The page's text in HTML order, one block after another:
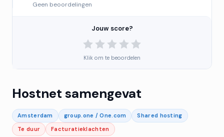
Geen beoordelingen
Jouw score?
Klik om te beoordelen
Hostnet samengevat
Amsterdam group.one / One.com
Shared hosting
Te duur
Facturatieklachten